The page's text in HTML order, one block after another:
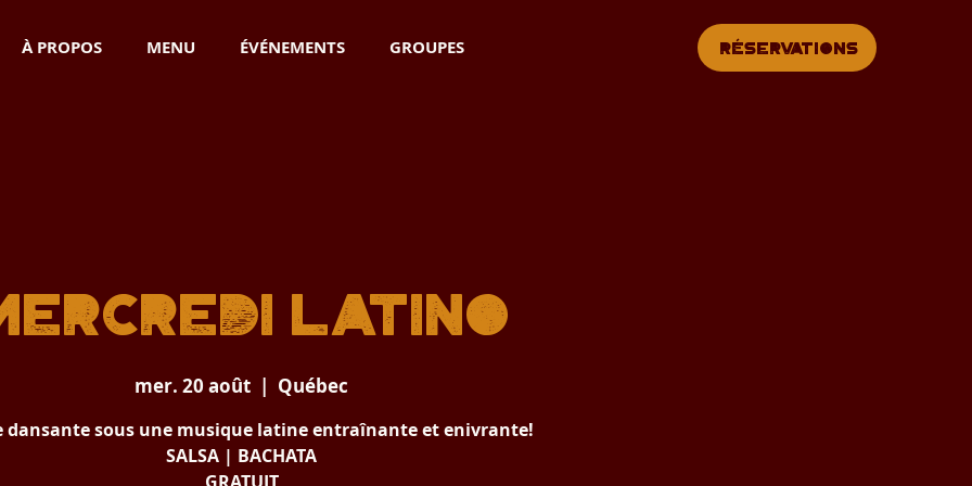
À PROPOS MENU ÉVÉNEMENTS GROUPES Réservations
Latino
mer. 20 août
  |
Québec
dansante sous une musique latine entraînante et enivrante!
SALSA | BACHATA